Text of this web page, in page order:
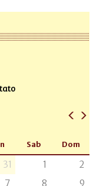
Sab Dom
31 1
2
7 8
9